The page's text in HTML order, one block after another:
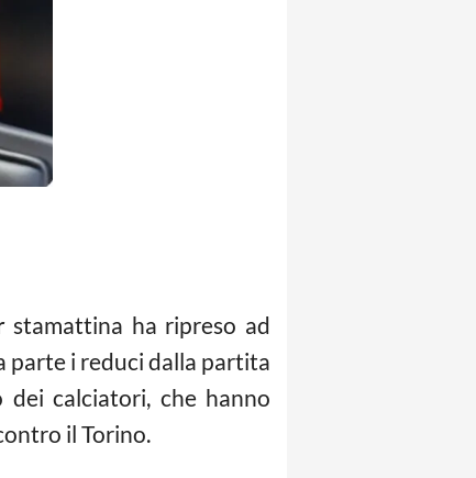
stamattina ha ripreso ad
parte i reduci dalla partita
dei calciatori, che hanno
il Torino.